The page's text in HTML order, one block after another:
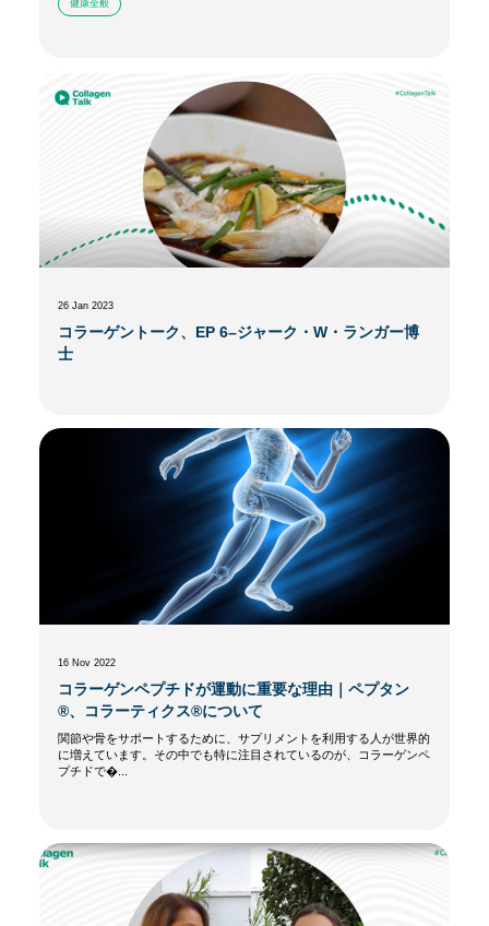
健康全般
26 Jan 2023
コラーゲントーク、EP 6–ジャーク・W・ランガー博
士
16 Nov 2022
コラーゲンペプチドが運動に重要な理由｜ペプタン
®、コラーティクス®について
関節や骨をサポートするために、サプリメントを利用する人が世界的
に増えています。その中でも特に注目されているのが、コラーゲンペ
プチドで�...